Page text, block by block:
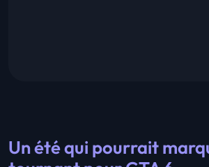
Un été qui pourrait